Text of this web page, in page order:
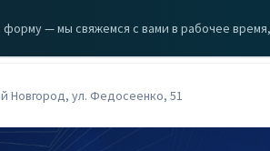
— мы свяжемся с вами в рабочее
КОНТАКТЫ
Новгород, ул. Федосеенко, 51